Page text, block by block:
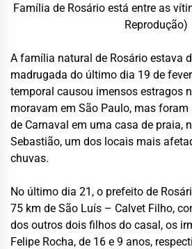
Família de Rosário está entre as
Reprodução)
A família natural de Rosário estava
madrugada do último dia 19 de
temporal causou imensos estragos
moravam em São Paulo, mas
de Carnaval em uma casa de praia,
Sebastião, um dos locais mais
chuvas.
No último dia 21, o prefeito de
75 km de São Luís – Calvet Filho,
dos outros dois filhos do casal, os
Felipe Rocha, de 16 e 9 anos,